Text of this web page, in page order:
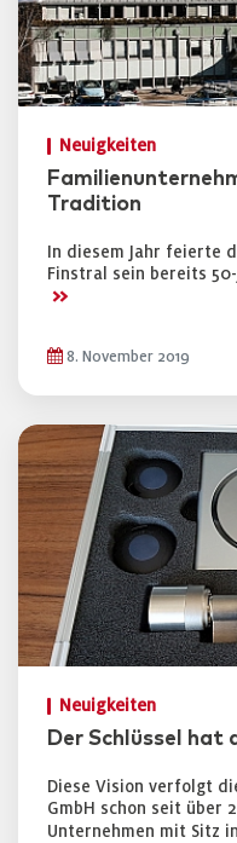
Neuigkeiten
Tradition
In diesem Jahr feierte
Finstral sein bereits
>>
8. November 2019
Neuigkeiten
Der Schlüssel hat
Diese Vision verfolgt
GmbH schon seit über
Unternehmen mit Sitz